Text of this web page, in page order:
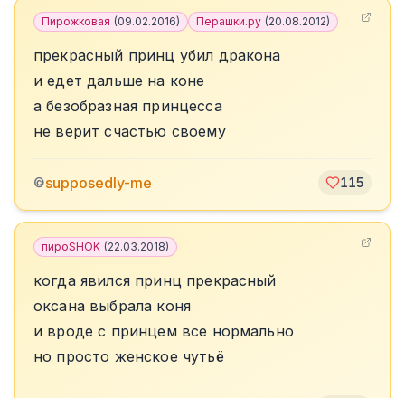
Пирожковая (09.02.2016) Перашки.ру (20.08.2012)
прекрасный принц убил дракона
и едет дальше на коне
а безобразная принцесса
не верит счастью своему
©supposedly-me 115
пироSHOK (22.03.2018)
когда явился принц прекрасный
оксана выбрала коня
и вроде с принцем все нормально
но просто женское чутьё